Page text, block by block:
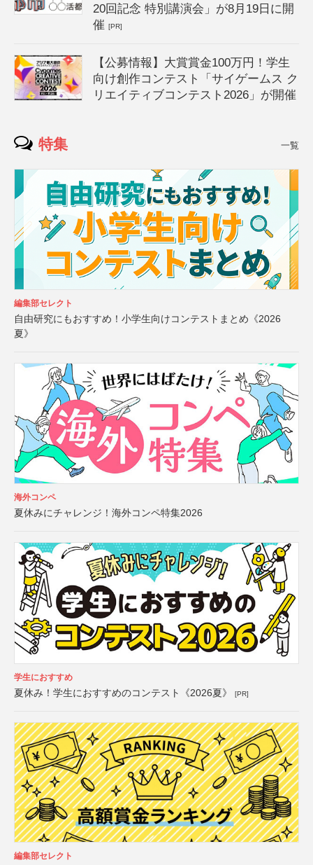
20回記念 特別講演会」が8月19日に開
催[PR]
【公募情報】大賞賞金100万円！学生
向け創作コンテスト「サイゲームス ク
リエイティブコンテスト2026」が開催
特集 一覧
編集部セレクト
自由研究にもおすすめ！小学生向けコンテストまとめ《2026
夏》
海外コンペ
夏休みにチャレンジ！海外コンペ特集2026
学生におすすめ
夏休み！学生におすすめのコンテスト《2026夏》 [PR]
編集部セレクト